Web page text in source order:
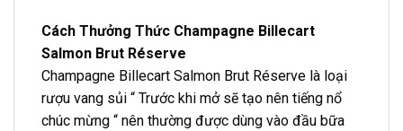
Cách Thưởng Thức Champagne Billecart
Salmon Brut Réserve
Champagne Billecart Salmon Brut Réserve là loại
rượu vang sủi “ Trước khi mở sẽ tạo nên tiếng nổ
chúc mừng “ nên thường được dùng vào đầu bữa